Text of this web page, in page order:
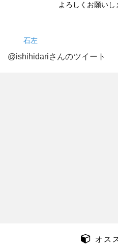
石左
よろしくお願いし
@ishihidariさんのツイート
オス